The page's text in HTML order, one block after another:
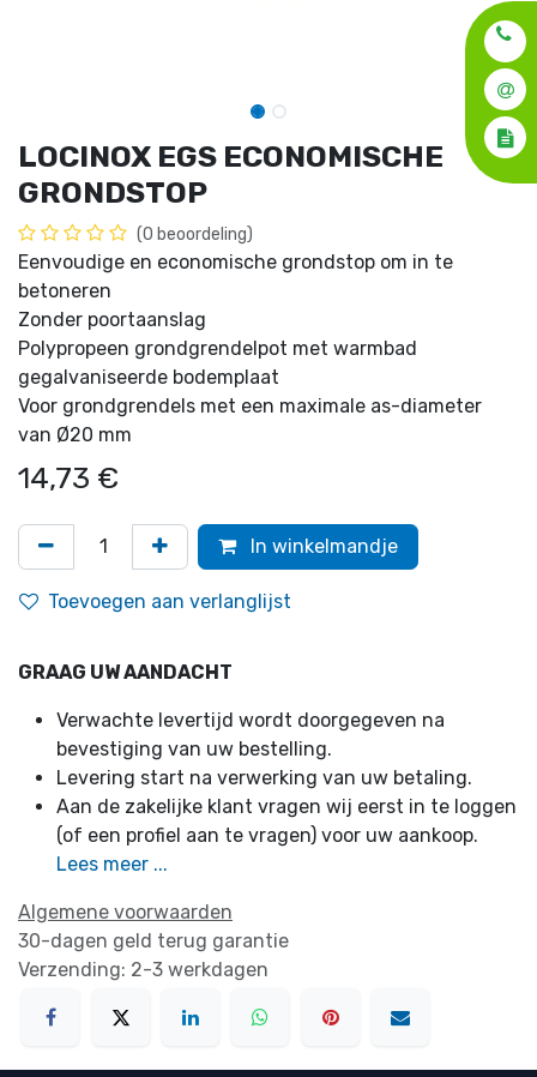
LOCINOX EGS ECONOMISCHE
GRONDSTOP
(0 beoordeling)
Eenvoudige en economische grondstop om in te
betoneren
Zonder poortaanslag
Polypropeen grondgrendelpot met warmbad
gegalvaniseerde bodemplaat
Voor grondgrendels met een maximale as-diameter
van Ø20 mm
14,73 €
In winkelmandje
Toevoegen aan verlanglijst
GRAAG UW AANDACHT
Verwachte levertijd wordt doorgegeven na
bevestiging van uw bestelling.
Levering start na verwerking van uw betaling.
Aan de zakelijke klant vragen wij eerst in te loggen
(of een profiel aan te vragen) voor uw aankoop.
Lees meer ...
Algemene voorwaarden
30-dagen geld terug garantie
Verzending: 2-3 werkdagen